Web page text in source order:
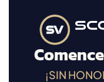
¡SIN